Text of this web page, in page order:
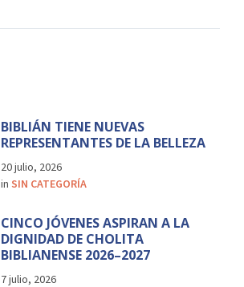
BIBLIÁN TIENE NUEVAS
REPRESENTANTES DE LA BELLEZA
20 julio, 2026
in SIN CATEGORÍA
CINCO JÓVENES ASPIRAN A LA
DIGNIDAD DE CHOLITA
BIBLIANENSE 2026–2027
7 julio, 2026